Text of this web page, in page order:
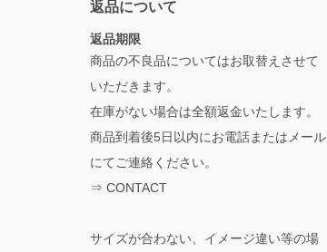
返品について
返品期限
商品の不良品についてはお取替えさせて
いただきます。
在庫がない場合は全額返金いたします。
商品到着後5日以内にお電話またはメール
にてご連絡ください。
⇒ CONTACT
サイズが合わない、イメージ違い等の場